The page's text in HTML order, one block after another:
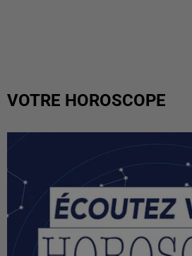
VOTRE HOROSCOPE